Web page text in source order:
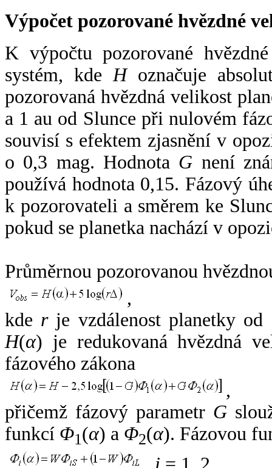
Výpočet pozorované hvězdné
K výpočtu pozorované
systém, kde Hoznačuje
pozorovaná hvězdná velikost
a 1 au od Slunce při nulovém
souvisí s efektem zjasnění v
o 0,3 mag. Hodnota G není
používá hodnota 0,15. Fázový
k pozorovateli a směrem ke
pokud se planetka nachází v
Průměrnou pozorovanou
,
kde rje vzdálenost planetky od
H(α) je redukovaná hvězdná
fázového zákona
,
přičemž fázový parametr G
funkcí Φ1(α) a Φ2(α). Fázovou